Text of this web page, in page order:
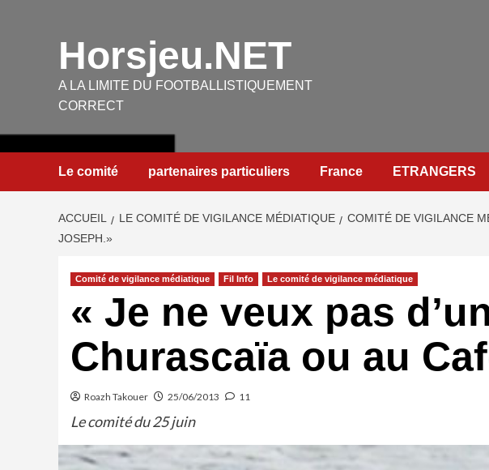
Horsjeu.NET
A LA LIMITE DU FOOTBALLISTIQUEMENT
CORRECT
Le comité partenaires particuliers France ETRANGERS
ACCUEIL LE COMITÉ DE VIGILANCE MÉDIATIQUE COMITÉ DE VIGILANCE
JOSEPH.»
Comité de vigilance médiatique Fil Info Le comité de vigilance médiatique
« Je ne veux pas
Churascaïa ou au
Roazh Takouer 25/06/2013 11
Le comité du 25 juin